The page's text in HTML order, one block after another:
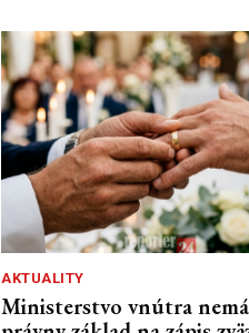
AKTUALITY
Ministerstvo vnútra nemá